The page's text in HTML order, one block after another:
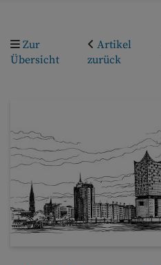
Zur
Übersicht
Artikel
zurück